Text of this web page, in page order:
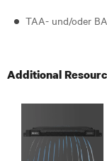
TAA- und/oder
Additional